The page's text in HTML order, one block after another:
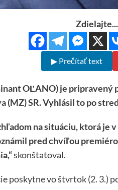
▶ Prečítať text
OĽANO) je
SR. Vyhlásil to po
na situáciu, ktorá
pred chvíľou
skonštatoval.
poskytne vo štvrtok (2. 3.)